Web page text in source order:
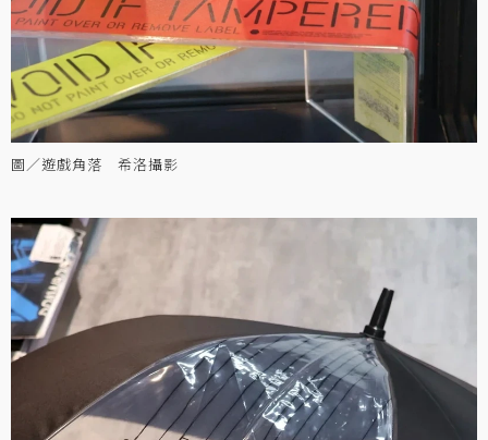
圖／遊戲角落 希洛攝影